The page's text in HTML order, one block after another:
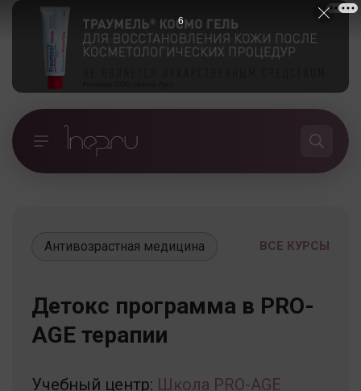
ВСЕ КУРСЫ
Антивозрастная медицина
Детокс программа в PRO-
AGE терапии
Учебный центр: Школа PRO-AGE
5